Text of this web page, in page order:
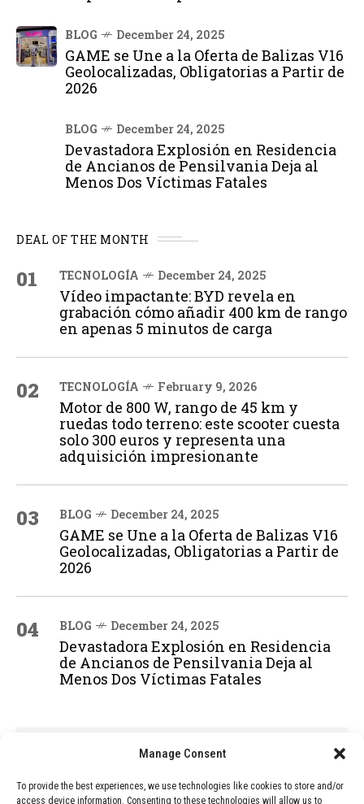
Manage Consent
To provide the best experiences, we use technologies like cookies to store and/or
access device information. Consenting to these technologies will allow us to
BLOG December 24, 2025
GAME se Une a la Oferta de Balizas V16
Geolocalizadas, Obligatorias a Partir de
2026
BLOG December 24, 2025
Devastadora Explosión en Residencia
de Ancianos de Pensilvania Deja al
Menos Dos Víctimas Fatales
DEAL OF THE MONTH
01 TECNOLOGÍA December 24, 2025
Vídeo impactante: BYD revela en
grabación cómo añadir 400 km de rango
en apenas 5 minutos de carga
02 TECNOLOGÍA February 9, 2026
Motor de 800 W, rango de 45 km y
ruedas todo terreno: este scooter cuesta
solo 300 euros y representa una
adquisición impresionante
03 BLOG December 24, 2025
GAME se Une a la Oferta de Balizas V16
Geolocalizadas, Obligatorias a Partir de
2026
04 BLOG December 24, 2025
Devastadora Explosión en Residencia
de Ancianos de Pensilvania Deja al
Menos Dos Víctimas Fatales